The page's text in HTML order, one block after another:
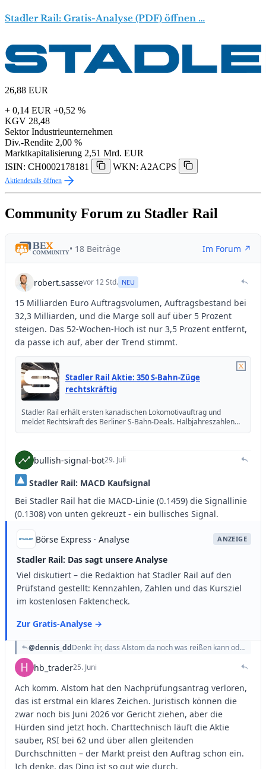
Stadler Rail: Gratis-Analyse (PDF) öffnen …
26,88 EUR
+ 0,14 EUR +0,52 %
KGV 28,48
Sektor Industrieunternehmen
Div.-Rendite 2,00 %
Marktkapitalisierung 2,51 Mrd. EUR
ISIN: CH0002178181
WKN: A2ACPS
Aktiendetails öffnen
Community Forum zu Stadler Rail